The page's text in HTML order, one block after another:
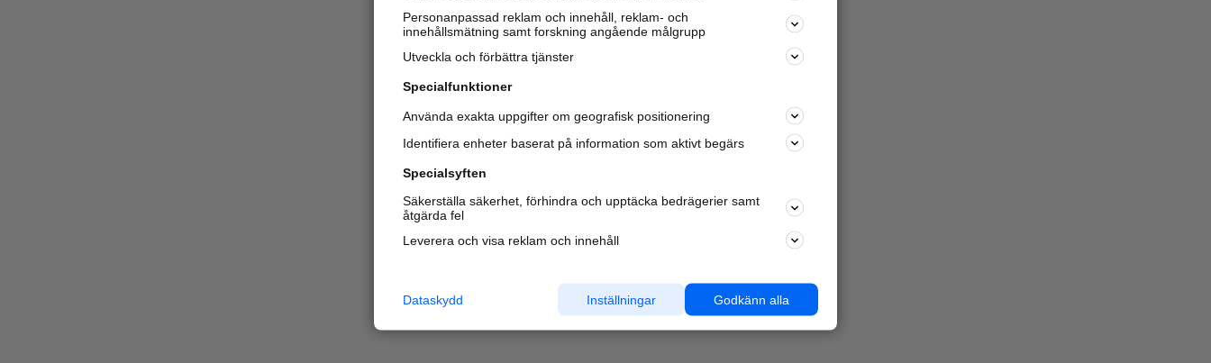
Personanpassad reklam och innehåll, reklam- och
innehållsmätning samt forskning angående målgrupp
Utveckla och förbättra tjänster
Specialfunktioner
Använda exakta uppgifter om geografisk positionering
Identifiera enheter baserat på information som aktivt begärs
Specialsyften
Säkerställa säkerhet, förhindra och upptäcka bedrägerier samt
åtgärda fel
Leverera och visa reklam och innehåll
Godkänn alla
Inställningar
Dataskydd